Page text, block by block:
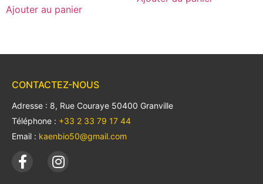
Ajouter au panier
CONTACTEZ-NOUS
Adresse : 8, Rue Couraye 50400 Granville
Téléphone : +33 2 33 79 17 44
Email : kaenbio50@gmail.com